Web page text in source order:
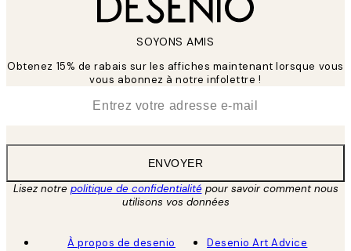
SOYONS AMIS
Obtenez 15% de rabais sur les affiches maintenant lorsque vous
vous abonnez à notre infolettre !
ENVOYER
Lisez notre politique de confidentialitépour savoir comment nous
utilisons vos données
À propos de desenio
Desenio Art Advice